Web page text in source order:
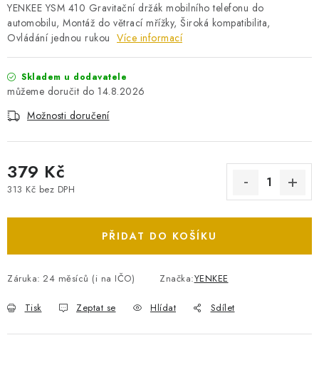
YENKEE YSM 410 Gravitační držák mobilního telefonu do
automobilu, Montáž do větrací mřížky, Široká kompatibilita,
Ovládání jednou rukou Více informací
Skladem u dodavatele
14.8.2026
Možnosti doručení
379 Kč
313 Kč bez DPH
PŘIDAT DO KOŠÍKU
Záruka: 24 měsíců (i na IČO) Značka:YENKEE
Tisk Zeptat se Hlídat Sdílet